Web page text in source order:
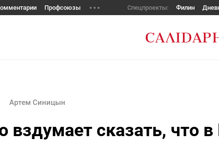
Профсоюзы Спецпроекты: Филин
Артем Синицын
вздумает сказать, что в